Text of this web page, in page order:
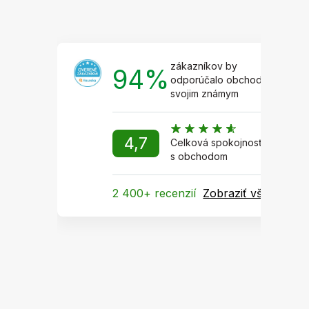
94% zákazníkov by
odporúčalo obchod
svojim známym
4,7
Celková spokojnosť
s obchodom
2 400+ recenzií Zobraziť všetky